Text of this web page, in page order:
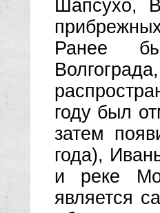
Шапсухо,
Ранее
году был
затем
года),
и реке
является